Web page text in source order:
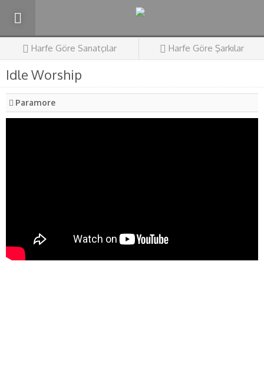
Harfe Göre Sanatçılar Harfe Göre Şarkılar
Idle Worship
Paramore